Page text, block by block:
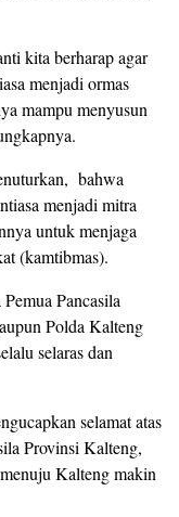
kita berharap agar
menjadi ormas
mampu menyusun
bahwa
menjadi mitra
untuk menjaga
(kamtibmas).
Pancasila
Polda Kalteng
selaras dan
selamat atas
Provinsi Kalteng,
Kalteng makin